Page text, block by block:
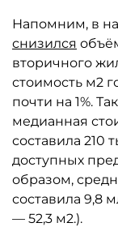
Напомним, в
снизился
вторичного
стоимость м2
почти на 1%.
медианная
составила 210
доступных
образом,
составила 9,8
— 52,3 м2.).